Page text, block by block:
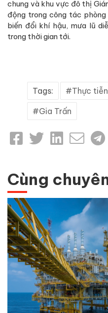
chung và khu vực đô thị
động trong công tác
biến đổi khí hậu, mưa lũ
trong thời gian tới.
Tags: Thực
Gia Trấn
Cùng